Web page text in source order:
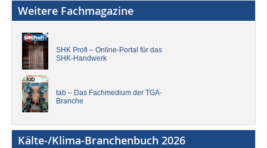
Weitere Fachmagazine
SHK Profi – Online-Portal für das
SHK-Handwerk
tab – Das Fachmedium der TGA-
Branche
Kälte-/Klima-Branchenbuch 2026